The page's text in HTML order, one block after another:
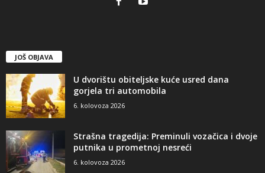
JOŠ OBJAVA
U dvorištu obiteljske kuće usred dana
gorjela tri automobila
6. kolovoza 2026
Strašna tragedija: Preminuli vozačica i dvoje
putnika u prometnoj nesreći
6. kolovoza 2026